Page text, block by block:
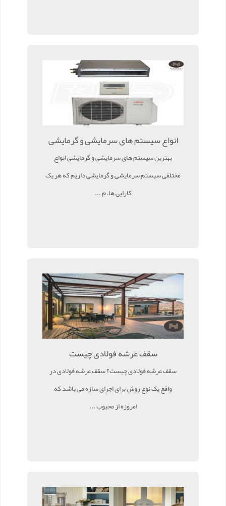
انواع سیستم های سرمایشی و گرمایشی
بهترین سیستم های سرمایشی و گرمایشی انواع
مختلفی سیستم سرمایشی و گرمایشی داریم که هر یک
کارایی ها، م ...
سقف عرشه فولادی چیست
سقف عرشه فولادی چیست؟ سقف عرشه فولادی در
واقع یک نوع روش برای اجرای سازه می باشد که
امروزه از محبوب ...